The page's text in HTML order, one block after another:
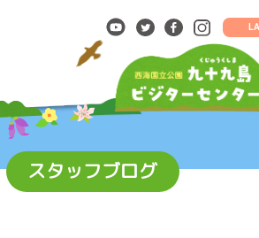
スタッフブログ